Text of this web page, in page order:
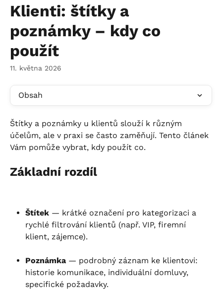
Klienti: štítky a
poznámky – kdy co
použít
11. května 2026
Obsah
Štítky a poznámky u klientů slouží k různým
účelům, ale v praxi se často zaměňují. Tento článek
Vám pomůže vybrat, kdy použít co.
Základní rozdíl
Štítek — krátké označení pro kategorizaci a
rychlé filtrování klientů (např. VIP, firemní
klient, zájemce).
Poznámka — podrobný záznam ke klientovi:
historie komunikace, individuální domluvy,
specifické požadavky.